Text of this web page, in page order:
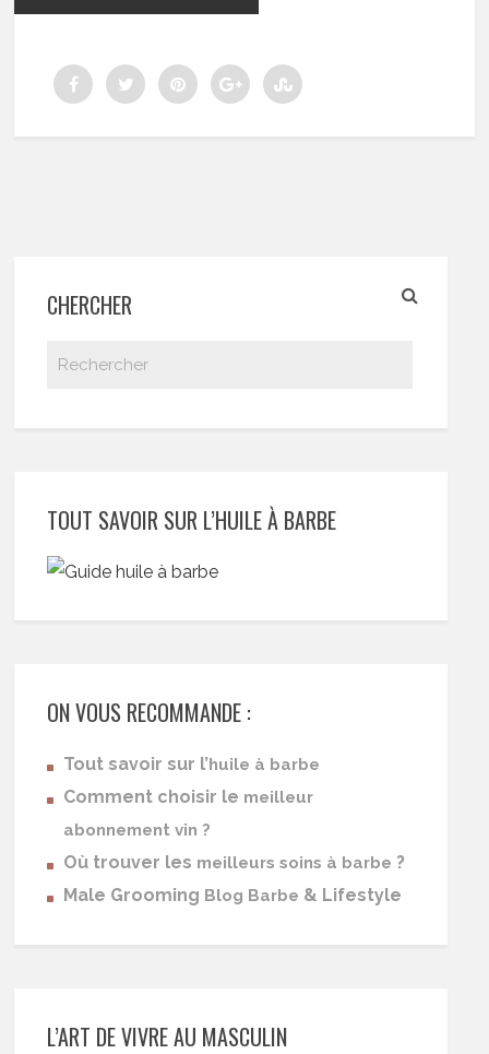
CHERCHER
TOUT SAVOIR SUR L’HUILE À BARBE
ON VOUS RECOMMANDE :
Tout savoir sur l’huile à barbe
Comment choisir le meilleur
abonnement vin ?
Où trouver les meilleurs soins à barbe ?
Male Grooming Blog Barbe & Lifestyle
L’ART DE VIVRE AU MASCULIN